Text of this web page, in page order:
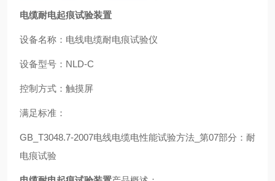
电缆耐电起痕试验装置
设备名称：电线电缆耐电痕试验仪
设备型号：NLD-C
控制方式：触摸屏
满足标准：
GB_T3048.7-2007电线电缆电性能试验方法_第07部分：耐
电痕试验